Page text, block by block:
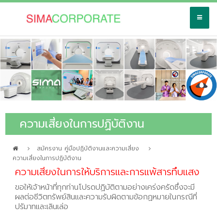
ความเสี่ยงในการปฏิบัติงาน
สมัครงาน คู่มือปฏิบัติงานและความเสี่ยง
ความเสี่ยงในการปฏิบัติงาน
ความเสี่ยงในการให้บริการและการแพ้สารทึบแสง
ขอให้เจ้าหน้าที่ทุกท่านโปรดปฏิบัติตามอย่างเคร่งครัดซึ่งจะมี
ผลต่อชีวิตทรัพย์สินและความรับผิดตามข้อกฏหมายในกรณีที่
ปรัมาทและเลินเล่อ